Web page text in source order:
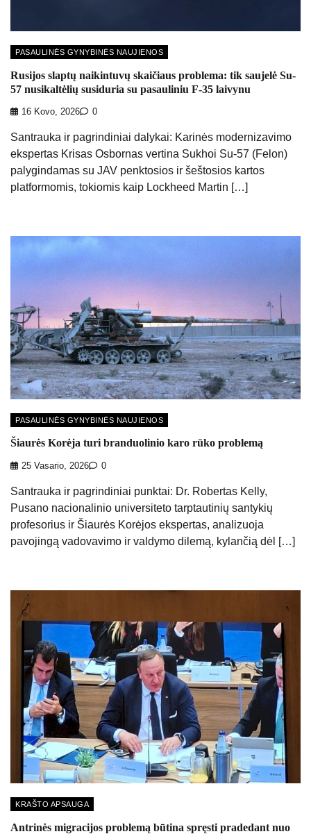
PASAULINĖS GYNYBINĖS NAUJIENOS
Rusijos slaptų naikintuvų skaičiaus problema: tik saujelė Su-
57 nusikaltėlių susiduria su pasauliniu F-35 laivynu
16 Kovo, 2026 0
Santrauka ir pagrindiniai dalykai: Karinės modernizavimo
ekspertas Krisas Osbornas vertina Sukhoi Su-57 (Felon)
palygindamas su JAV penktosios ir šeštosios kartos
platformomis, tokiomis kaip Lockheed Martin […]
PASAULINĖS GYNYBINĖS NAUJIENOS
Šiaurės Korėja turi branduolinio karo rūko problemą
25 Vasario, 2026 0
Santrauka ir pagrindiniai punktai: Dr. Robertas Kelly,
Pusano nacionalinio universiteto tarptautinių santykių
profesorius ir Šiaurės Korėjos ekspertas, analizuoja
pavojingą vadovavimo ir valdymo dilemą, kylančią dėl […]
KRAŠTO APSAUGA
Antrinės migracijos problemą būtina spręsti pradedant nuo